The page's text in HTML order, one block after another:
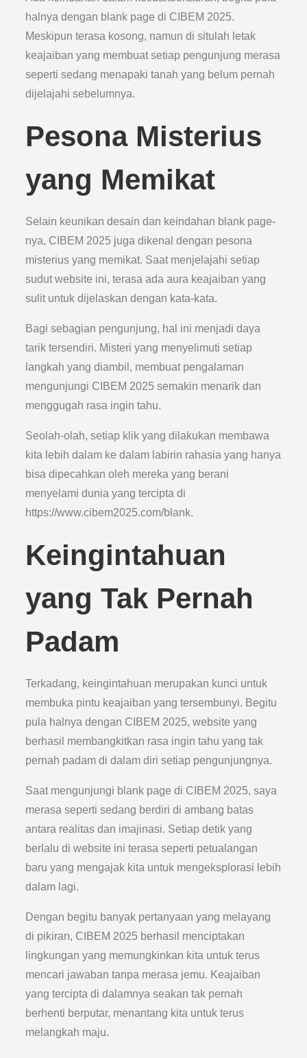
halnya dengan blank page di CIBEM 2025.
Meskipun terasa kosong, namun di situlah letak
keajaiban yang membuat setiap pengunjung merasa
seperti sedang menapaki tanah yang belum pernah
dijelajahi sebelumnya.
Pesona Misterius
yang Memikat
Selain keunikan desain dan keindahan blank page-
nya, CIBEM 2025 juga dikenal dengan pesona
misterius yang memikat. Saat menjelajahi setiap
sudut website ini, terasa ada aura keajaiban yang
sulit untuk dijelaskan dengan kata-kata.
Bagi sebagian pengunjung, hal ini menjadi daya
tarik tersendiri. Misteri yang menyelimuti setiap
langkah yang diambil, membuat pengalaman
mengunjungi CIBEM 2025 semakin menarik dan
menggugah rasa ingin tahu.
Seolah-olah, setiap klik yang dilakukan membawa
kita lebih dalam ke dalam labirin rahasia yang hanya
bisa dipecahkan oleh mereka yang berani
menyelami dunia yang tercipta di
https://www.cibem2025.com/blank.
Keingintahuan
yang Tak Pernah
Padam
Terkadang, keingintahuan merupakan kunci untuk
membuka pintu keajaiban yang tersembunyi. Begitu
pula halnya dengan CIBEM 2025, website yang
berhasil membangkitkan rasa ingin tahu yang tak
pernah padam di dalam diri setiap pengunjungnya.
Saat mengunjungi blank page di CIBEM 2025, saya
merasa seperti sedang berdiri di ambang batas
antara realitas dan imajinasi. Setiap detik yang
berlalu di website ini terasa seperti petualangan
baru yang mengajak kita untuk mengeksplorasi lebih
dalam lagi.
Dengan begitu banyak pertanyaan yang melayang
di pikiran, CIBEM 2025 berhasil menciptakan
lingkungan yang memungkinkan kita untuk terus
mencari jawaban tanpa merasa jemu. Keajaiban
yang tercipta di dalamnya seakan tak pernah
berhenti berputar, menantang kita untuk terus
melangkah maju.